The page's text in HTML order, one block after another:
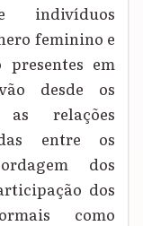
indivíduos
feminino e
presentes em
desde os
relações
entre os
dos
dos
como